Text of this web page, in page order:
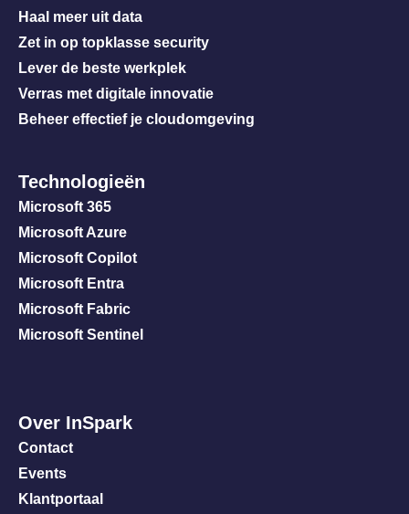
Haal meer uit data
Zet in op topklasse security
Lever de beste werkplek
Verras met digitale innovatie
Beheer effectief je cloudomgeving
Technologieën
Microsoft 365
Microsoft Azure
Microsoft Copilot
Microsoft Entra
Microsoft Fabric
Microsoft Sentinel
Over InSpark
Contact
Events
Klantportaal